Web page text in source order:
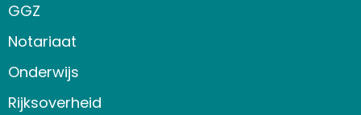
GGZ
Notariaat
Onderwijs
Rijksoverheid